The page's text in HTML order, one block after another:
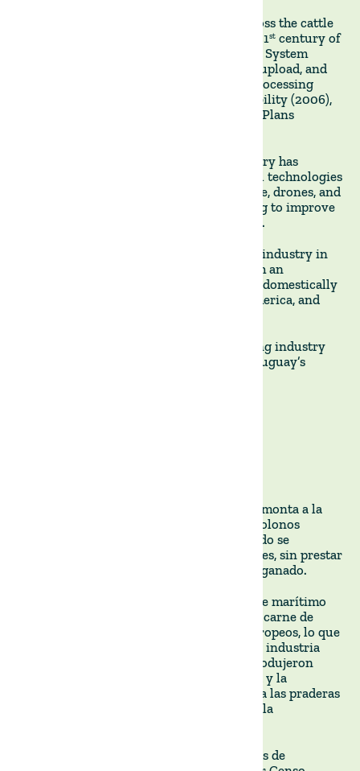
Transparency increased dramatically across the cattle
sector with the introduction in the early 21stcentury of
the Meat Industry Electronic Information System
(SEIIC) to systematically collect, process, upload, and
aggregate the information generated at processing
plants (2000), fullindividual cattle traceability (2006),
and Mandatory Soil Use and ManagementPlans
In recent years, the cattle ranching industry has
continued to evolve with the use of digital technologies
such as GPS tracking, precisionagriculture, drones, and
regenerative grazing, which are all helping to improve
efficiency, productivity, and sustainability.
Looking to the future, the cattle ranching industry in
Uruguay is poised for further growth, with an
increasing demand for premiumbeef both domestically
and internationally from China, North America, and
With a solid foundation, the cattle ranching industry
will continue to play a vital role in the Uruguay’s
La historia de la ganadería uruguaya se remonta a la
introducción del ganado vacuno por los colonos
españoles en la década de 1520. Este ganado se
utilizaba principalmente para carne y pieles, sin prestar
mucha atención a la cría o a la mejora del ganado.
En el siglo XIX, el desarrollo del transporte marítimo
refrigerado hizo posible la exportación de carne de
vacuno desde Uruguay a los mercados europeos, lo que
condujo a una importante expansión de la industria
ganadera. En este período también se introdujeron
nuevas razas de ganado, como la Hereford y la
Aberdeen Angus, que se adaptaban mejor a las praderas
de Uruguay y provocaron un aumento de la
En este período se introdujeron las normas de